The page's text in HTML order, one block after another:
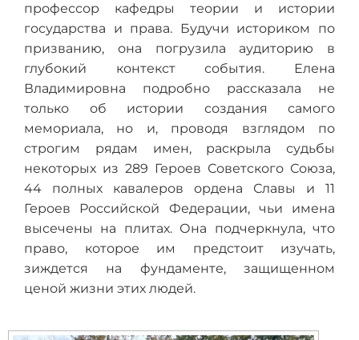
профессор кафедры теории и истории
государства и права. Будучи историком по
призванию, она погрузила аудиторию в
глубокий контекст события. Елена
Владимировна подробно рассказала не
только об истории создания самого
мемориала, но и, проводя взглядом по
строгим рядам имен, раскрыла судьбы
некоторых из 289 Героев Советского Союза,
44 полных кавалеров ордена Славы и 11
Героев Российской Федерации, чьи имена
высечены на плитах. Она подчеркнула, что
право, которое им предстоит изучать,
зиждется на фундаменте, защищенном
ценой жизни этих людей.